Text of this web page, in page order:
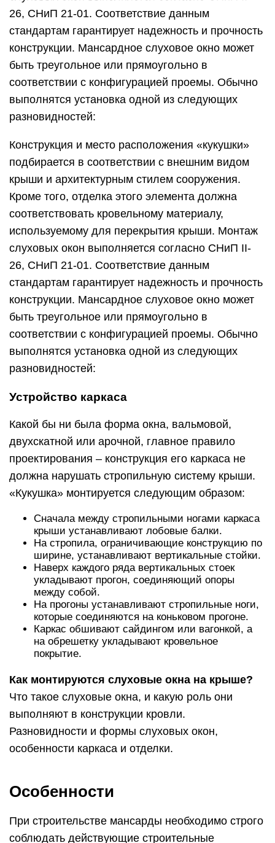
26, СНиП 21-01. Соответствие данным
стандартам гарантирует надежность и прочность
конструкции. Мансардное слуховое окно может
быть треугольное или прямоугольно в
соответствии с конфигурацией проемы. Обычно
выполнятся установка одной из следующих
разновидностей:
Конструкция и место расположения «кукушки»
подбирается в соответствии с внешним видом
крыши и архитектурным стилем сооружения.
Кроме того, отделка этого элемента должна
соответствовать кровельному материалу,
используемому для перекрытия крыши. Монтаж
слуховых окон выполняется согласно СНиП II-
26, СНиП 21-01. Соответствие данным
стандартам гарантирует надежность и прочность
конструкции. Мансардное слуховое окно может
быть треугольное или прямоугольно в
соответствии с конфигурацией проемы. Обычно
выполнятся установка одной из следующих
разновидностей:
Устройство каркаса
Какой бы ни была форма окна, вальмовой,
двухскатной или арочной, главное правило
проектирования – конструкция его каркаса не
должна нарушать стропильную систему крыши.
«Кукушка» монтируется следующим образом:
Сначала между стропильными ногами каркаса
крыши устанавливают лобовые балки.
На стропила, ограничивающие конструкцию по
ширине, устанавливают вертикальные стойки.
Наверх каждого ряда вертикальных стоек
укладывают прогон, соединяющий опоры
между собой.
На прогоны устанавливают стропильные ноги,
которые соединяются на коньковом прогоне.
Каркас обшивают сайдингом или вагонкой, а
на обрешетку укладывают кровельное
покрытие.
Как монтируются слуховые окна на крыше?
Что такое слуховые окна, и какую роль они
выполняют в конструкции кровли.
Разновидности и формы слуховых окон,
особенности каркаса и отделки.
Особенности
При строительстве мансарды необходимо строго
соблюдать действующие строительные